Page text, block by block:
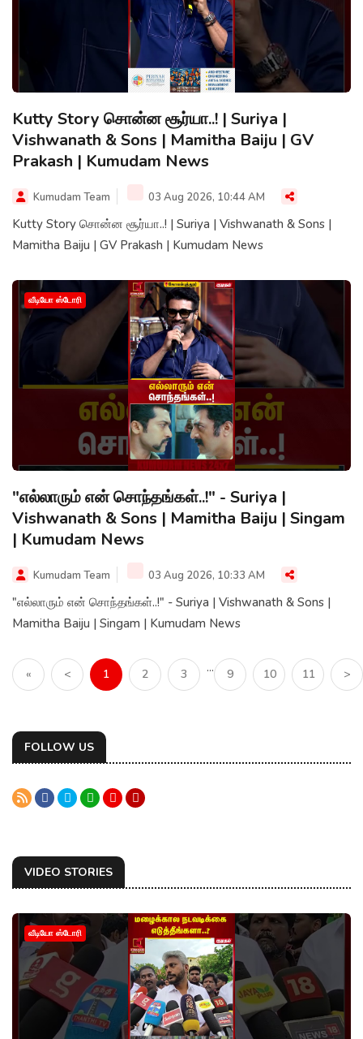
Kutty Story சொன்ன சூர்யா..! | Suriya |
Vishwanath & Sons | Mamitha Baiju | GV
Prakash | Kumudam News
Kumudam Team 03 Aug 2026, 10:44 AM
Kutty Story சொன்ன சூர்யா..! | Suriya | Vishwanath & Sons |
Mamitha Baiju | GV Prakash | Kumudam News
வீடியோ ஸ்டோரி
"எல்லாரும் என் சொந்தங்கள்..!" - Suriya |
Vishwanath & Sons | Mamitha Baiju | Singam
| Kumudam News
Kumudam Team 03 Aug 2026, 10:33 AM
"எல்லாரும் என் சொந்தங்கள்..!" - Suriya | Vishwanath & Sons |
Mamitha Baiju | Singam | Kumudam News
« < 1 2 3 ... 9 10 11 >
FOLLOW US
VIDEO STORIES
வீடியோ ஸ்டோரி